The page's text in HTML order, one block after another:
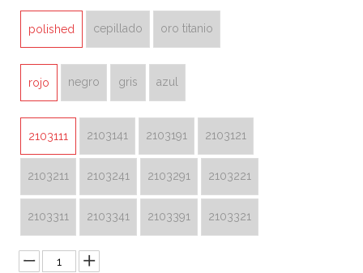
polished
cepillado oro titanio
rojo
negro gris azul
2103111
2103141 2103191 2103121
2103211 2103241 2103291 2103221
2103311 2103341 2103391 2103321